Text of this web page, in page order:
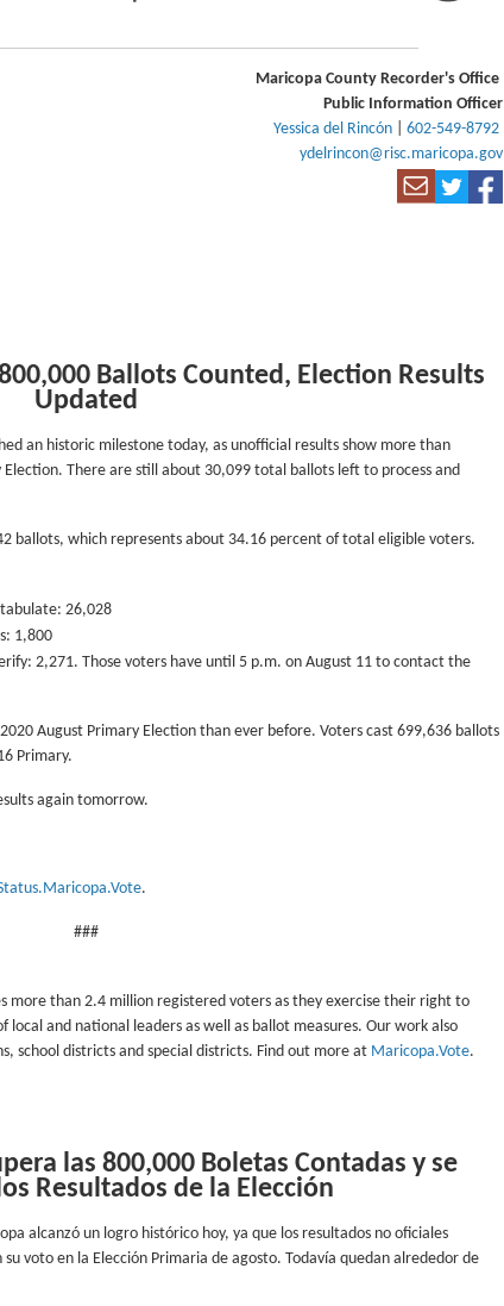
Maricopa County Recorder's Office
Public Information Officer
Yessica del Rincón
602-549-8792
ydelrincon@risc.maricopa.gov
Ballots Counted, Election Results
Updated
an historic milestone today, as unofficial results show more than
There are still about 30,099 total ballots left to process and
ballots, which represents about 34.16 percent of total eligible voters.
26,028
1,800
2,271. Those voters have until 5 p.m. on August 11 to contact the
August Primary Election than ever before. Voters cast 699,636 ballots
Primary.
again tomorrow.
.
###
more than 2.4 million registered voters as they exercise their right to
local and national leaders as well as ballot measures. Our work also
school districts and special districts. Find out more at Maricopa.Vote.
las 800,000 Boletas Contadas y se
Resultados de la Elección
alcanzó un logro histórico hoy, ya que los resultados no oficiales
voto en la Elección Primaria de agosto. Todavía quedan alrededor de